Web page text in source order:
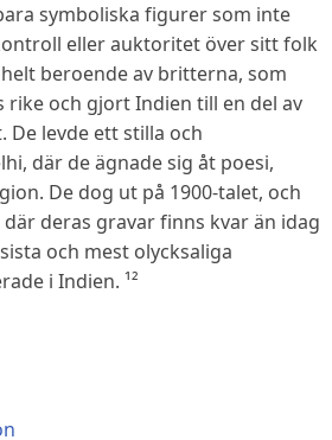
symboliska figurer som inte
eller auktoritet över sitt folk
beroende av britterna, som
rike och gjort Indien till en del av
levde ett stilla och
där de ägnade sig åt poesi,
De dog ut på 1900-talet, och
deras gravar finns kvar än idag
och mest olycksaliga
i Indien. ¹²